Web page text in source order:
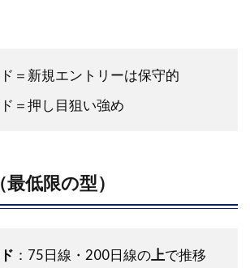
ド＝新規エントリーは保守的
＝押し目狙い強め
低限の型）
：75日線・200日線の 上で推移